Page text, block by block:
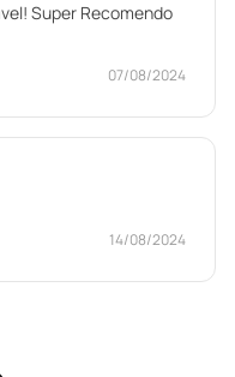
Super Recomendo
07/08/2024
14/08/2024